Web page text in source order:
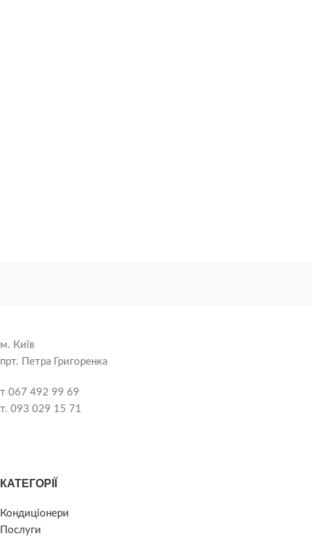
м. Київ
прт. Петра Григоренка
т 067 492 99 69
т. 093 029 15 71
КАТЕГОРІЇ
Кондиціонери
Послуги